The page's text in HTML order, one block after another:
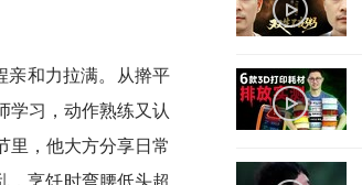
亲和力拉满。从擀平
学习，动作熟练又认
里，他大方分享日常